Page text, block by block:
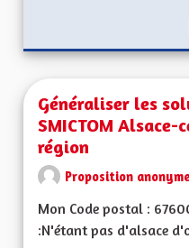
Généraliser les
SMICTOM
région
Proposition anonyme
Mon Code postal :
:N'étant pas d'alsace